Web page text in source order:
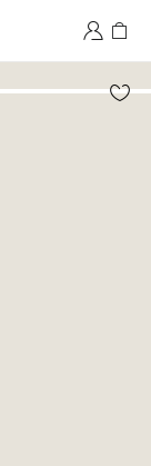
MiuMiu logo